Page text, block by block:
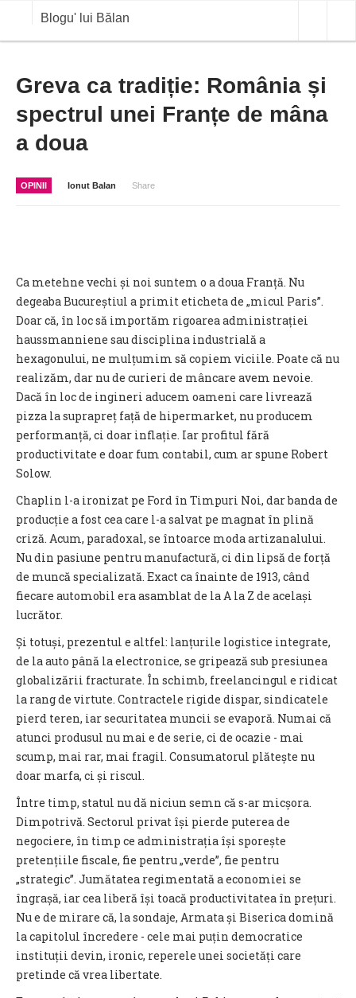
Blogu' lui Bălan
ANALIZE
BLOG IN DIALOG
Greva ca tradiție: România și
spectrul unei Franțe de mâna
a doua
OPINII Ionut Balan Share
Ca metehne vechi și noi suntem o a doua Franță. Nu
degeaba Bucureștiul a primit eticheta de „micul Paris”.
Doar că, în loc să importăm rigoarea administrației
haussmanniene sau disciplina industrială a
hexagonului, ne mulțumim să copiem viciile. Poate că nu
realizăm, dar nu de curieri de mâncare avem nevoie.
Dacă în loc de ingineri aducem oameni care livrează
pizza la suprapreț față de hipermarket, nu producem
performanță, ci doar inflație. Iar profitul fără
productivitate e doar fum contabil, cum ar spune Robert
Solow.
Chaplin l-a ironizat pe Ford în Timpuri Noi, dar banda de
producție a fost cea care l-a salvat pe magnat în plină
criză. Acum, paradoxal, se întoarce moda artizanalului.
Nu din pasiune pentru manufactură, ci din lipsă de forță
de muncă specializată. Exact ca înainte de 1913, când
fiecare automobil era asamblat de la A la Z de același
lucrător.
Și totuși, prezentul e altfel: lanțurile logistice integrate,
de la auto până la electronice, se gripează sub presiunea
globalizării fracturate. În schimb, freelancingul e ridicat
la rang de virtute. Contractele rigide dispar, sindicatele
pierd teren, iar securitatea muncii se evaporă. Numai că
atunci produsul nu mai e de serie, ci de ocazie - mai
scump, mai rar, mai fragil. Consumatorul plătește nu
doar marfa, ci și riscul.
Între timp, statul nu dă niciun semn că s-ar micșora.
Dimpotrivă. Sectorul privat își pierde puterea de
negociere, în timp ce administrația își sporește
pretențiile fiscale, fie pentru „verde”, fie pentru
„strategic”. Jumătatea regimentată a economiei se
îngrașă, iar cea liberă își toacă productivitatea în prețuri.
Nu e de mirare că, la sondaje, Armata și Biserica domină
la capitolul încredere - cele mai puțin democratice
instituții devin, ironic, reperele unei societăți care
pretinde că vrea libertate.